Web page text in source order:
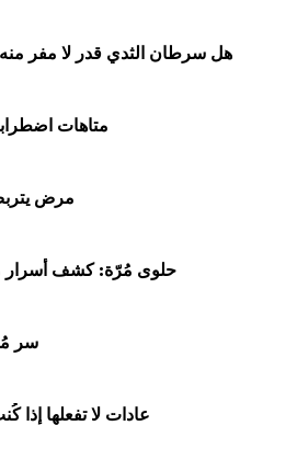
هل سرطان الثدي قدر لا مفر
متاهات
مرض
حلوى مُرّة: كشف أسرار
سر
عادات لا تفعلها